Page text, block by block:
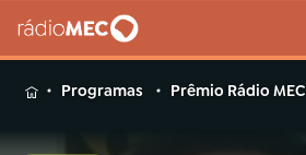
MENUProgramas Prêmio Rádio MEC